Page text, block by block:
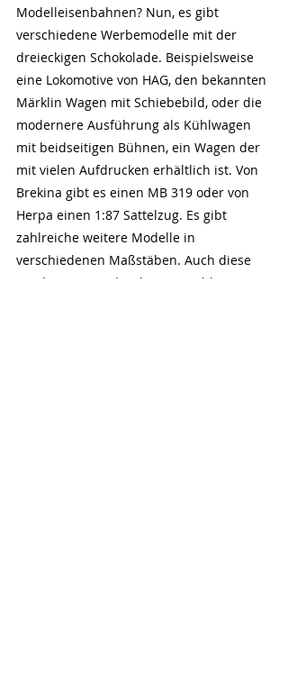
Modelleisenbahnen? Nun, es gibt
verschiedene Werbemodelle mit der
dreieckigen Schokolade. Beispielsweise
eine Lokomotive von HAG, den bekannten
Märklin Wagen mit Schiebebild, oder die
modernere Ausführung als Kühlwagen
mit beidseitigen Bühnen, ein Wagen der
mit vielen Aufdrucken erhältlich ist. Von
Brekina gibt es einen MB 319 oder von
Herpa einen 1:87 Sattelzug. Es gibt
zahlreiche weitere Modelle in
verschiedenen Maßstäben. Auch diese
Site hat eine Verbindung zu Toblerone,